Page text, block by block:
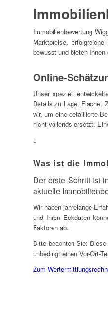
Immobilienbewertung
Marktpreise,
bewusst und bieten
Online-
Unser speziell
Details zu Lage, Fläche,
wir, um eine detaillierte
nicht vollends ersetzt.
Was ist die
Der erste Schritt ist
aktuelle
Wir haben jahrelange
und Ihren Eckdaten
Faktoren ab.
Bitte beachten Sie:
unbedingt einen Vor-Ort-
Zum